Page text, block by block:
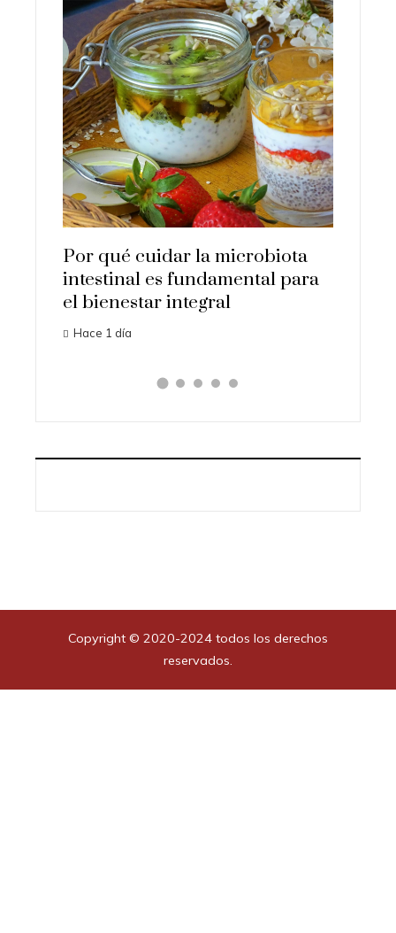
Por qué cuidar la microbiota
intestinal es fundamental para
el bienestar integral
Hace 1 día
Copyright © 2020-2024 todos los derechos
reservados.